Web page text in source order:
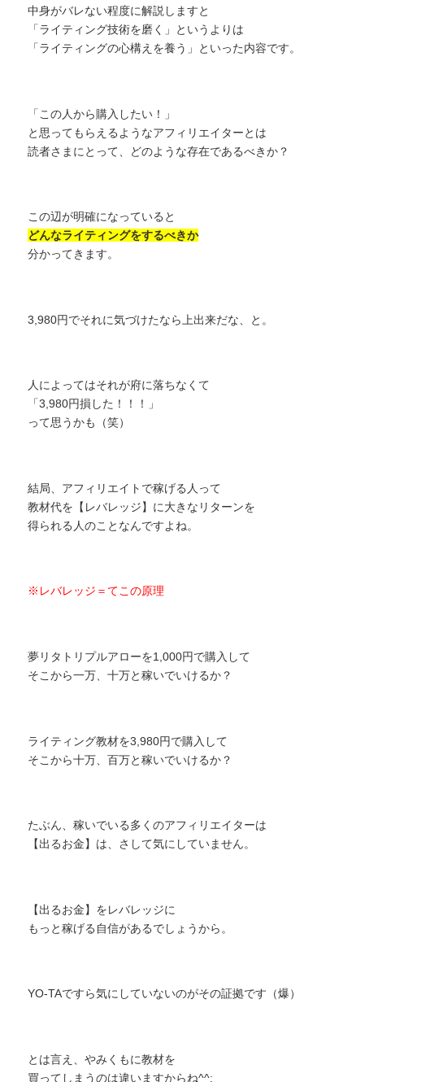
中身がバレない程度に解説しますと
「ライティング技術を磨く」というよりは
「ライティングの心構えを養う」といった内容です。
「この人から購入したい！」
と思ってもらえるようなアフィリエイターとは
読者さまにとって、どのような存在であるべきか？
この辺が明確になっていると
どんなライティングをするべきか
分かってきます。
3,980円でそれに気づけたなら上出来だな、と。
人によってはそれが府に落ちなくて
「3,980円損した！！！」
って思うかも（笑）
結局、アフィリエイトで稼げる人って
教材代を【レバレッジ】に大きなリターンを
得られる人のことなんですよね。
※レバレッジ＝てこの原理
夢リタトリプルアローを1,000円で購入して
そこから一万、十万と稼いでいけるか？
ライティング教材を3,980円で購入して
そこから十万、百万と稼いでいけるか？
たぶん、稼いでいる多くのアフィリエイターは
【出るお金】は、さして気にしていません。
【出るお金】をレバレッジに
もっと稼げる自信があるでしょうから。
YO-TAですら気にしていないのがその証拠です（爆）
とは言え、やみくもに教材を
買ってしまうのは違いますからね^^;